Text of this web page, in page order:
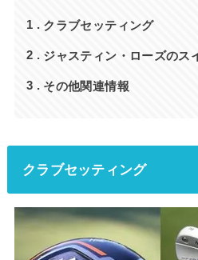
1 クラブセッティング
2 ジャスティン・ローズのス
3 その他関連情報
クラブセッティング